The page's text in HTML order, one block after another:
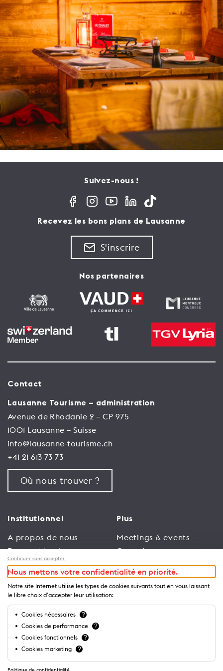
Suivez-nous !
Recevez les bons plans de Lausanne
S'inscrire
Nos partenaires
Contact
Lausanne Tourisme – administration
Avenue de Rhodanie 2 – CP 975
1001 Lausanne – Suisse
info@lausanne-tourisme.ch
+41 21 613 73 73
Où nous trouver ?
Institutionnel
A propos de nous
Espace Membres
Emploi
Conditions générales
d’utilisation
Politique de
confidentialité
Plus
Meetings & events
Congrès
Trade
Espace Médias
Annonceurs
Brochures et guides
Continuer sans accepter
Nous mettons votre confidentialité en priorité.
Notre site Internet utilise les types de cookies suivants tout en vous laissant
le libre choix d'accepter leur utilisation:
Cookies nécessaires ?
Cookies de performance ?
Cookies fonctionnels ?
Cookies marketing ?